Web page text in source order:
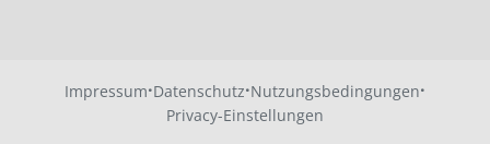
Impressum·Datenschutz·Nutzungsbedingungen·
Privacy-Einstellungen